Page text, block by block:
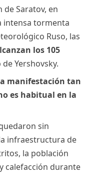
de Saratov, en
intensa tormenta
Ruso, las
los 105
Yershovsky.
manifestación tan
es habitual en la
sin
infraestructura de
la población
calefacción durante